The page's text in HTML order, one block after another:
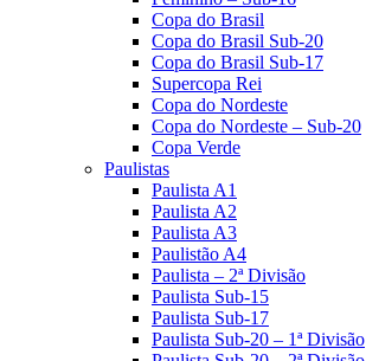
Copa do Brasil
Copa do Brasil Sub-20
Copa do Brasil Sub-17
Supercopa Rei
Copa do Nordeste
Copa do Nordeste – Sub-20
Copa Verde
Paulistas
Paulista A1
Paulista A2
Paulista A3
Paulistão A4
Paulista – 2ª Divisão
Paulista Sub-15
Paulista Sub-17
Paulista Sub-20 – 1ª Divisão